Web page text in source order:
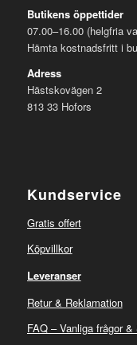
Butikens öppettider
07.00–16.00 (helgfria
Hämta kostnadsfritt i
Adress
Hästskovägen 2
813 33 Hofors
Kundservice
Gratis offert
Köpvillkor
Leveranser
Retur & Reklamation
FAQ – Vanliga frågor &